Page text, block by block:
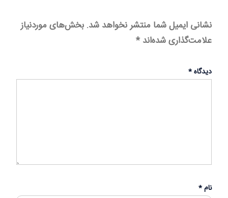
نشانی ایمیل شما منتشر نخواهد شد. بخش‌های موردنیاز
علامت‌گذاری شده‌اند *
دیدگاه*
نام*